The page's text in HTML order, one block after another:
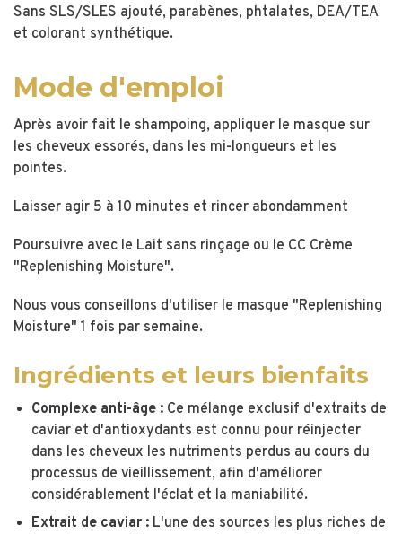
Sans SLS/SLES ajouté, parabènes, phtalates, DEA/TEA
et colorant synthétique.
Mode d'emploi
Après avoir fait le shampoing, appliquer le masque sur
les cheveux essorés, dans les mi-longueurs et les
pointes.
Laisser agir 5 à 10 minutes et rincer abondamment
Poursuivre avec le Lait sans rinçage ou le CC Crème
"Replenishing Moisture".
Nous vous conseillons d'utiliser le masque "Replenishing
Moisture" 1 fois par semaine.
Ingrédients et leurs bienfaits
Complexe anti-âge : Ce mélange exclusif d'extraits de
caviar et d'antioxydants est connu pour réinjecter
dans les cheveux les nutriments perdus au cours du
processus de vieillissement, afin d'améliorer
considérablement l'éclat et la maniabilité.
Extrait de caviar : L'une des sources les plus riches de